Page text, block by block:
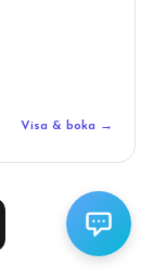
Visa & boka →